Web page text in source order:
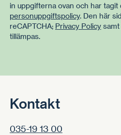
in uppgifterna ovan och har tagit
personuppgiftspolicy. Den här
reCAPTCHA; Privacy Policy samt
tillämpas.
Kontakt
035-19 13 00